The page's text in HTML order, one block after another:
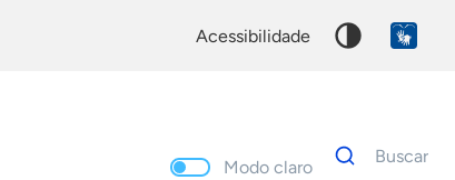
acessibilidade
Modo claro
Dados
para
Buscar